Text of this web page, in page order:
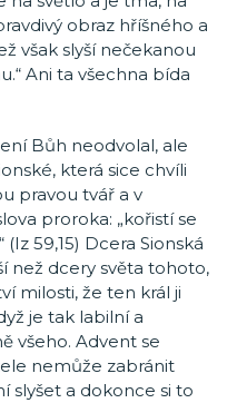
obraz hříšného a
však slyší nečekanou
Ani ta všechna bída
Bůh neodvolal, ale
která sice chvíli
pravou tvář a v
proroka: „kořistí se
59,15) Dcera Sionská
než dcery světa tohoto,
milosti, že ten král ji
je tak labilní a
všeho. Advent se
nemůže zabránit
slyšet a dokonce si to